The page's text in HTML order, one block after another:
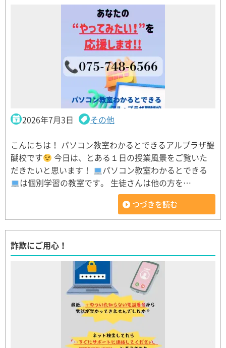
2026年7月3日 その他
こんにちは！ パソコン教室わかるとできるアルプラザ醍
醐校です
今日は、とある１日の授業風景をご覧いた
だきたいと思います！
パソコン教室わかるとできる
は個別学習の教室です。 生徒さんは他の方を…
つづきを読む
詐欺にご用心！